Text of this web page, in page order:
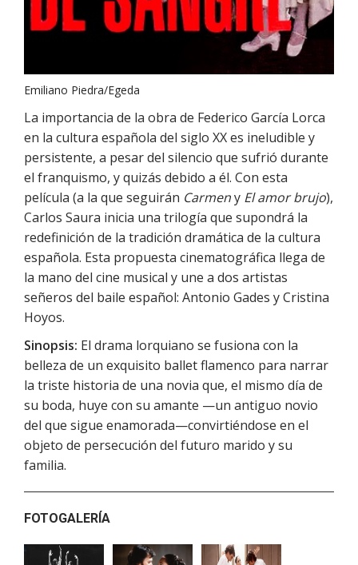
Emiliano Piedra/Egeda
La importancia de la obra de Federico García Lorca
en la cultura española del siglo XX es ineludible y
persistente, a pesar del silencio que sufrió durante
el franquismo, y quizás debido a él. Con esta
película (a la que seguirán Carmeny El amor brujo),
Carlos Saura inicia una trilogía que supondrá la
redefinición de la tradición dramática de la cultura
española. Esta propuesta cinematográfica llega de
la mano del cine musical y une a dos artistas
señeros del baile español: Antonio Gades y Cristina
Hoyos.
Sinopsis: El drama lorquiano se fusiona con la
belleza de un exquisito ballet flamenco para narrar
la triste historia de una novia que, el mismo día de
su boda, huye con su amante —un antiguo novio
del que sigue enamorada—convirtiéndose en el
objeto de persecución del futuro marido y su
familia.
FOTOGALERÍA